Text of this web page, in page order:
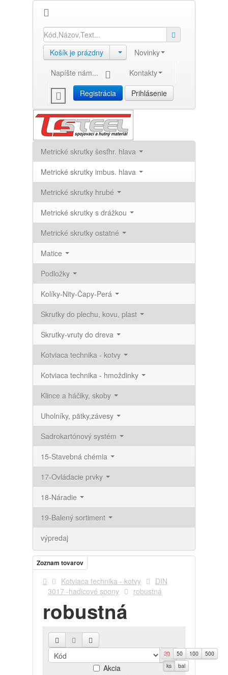
Košík je prázdny
Novinky
Napíšte nám...
Kontakty
Registrácia
Prihlásenie
Metrické skrutky šesťhr. hlava
Metrické skrutky imbus. hlava
Metrické skrutky hrubé
Metrické skrutky s drážkou
Metrické skrutky ostatné
Matice
Podložky
Kolíky-Nity-Čapy-Perá
Skrutky do plechu, kovu, plast
Skrutky-vruty do dreva
Kotviaca technika - kotvy
Kotviaca technika - hmoždinky
Klince a háčiky, skoby
Uholníky, pätky,závesy
Sadrokartónový systém
15-Stavebná chémia
17-Ovládacie prvky
18-Náradie
19-Balený sortiment
výpredaj
Zoznam tovarov
Kotviaca technika - kotvy
DIN
3017 -hadicové spony
robustná
robustná
Akcia
20 50 100
500
ks
bal